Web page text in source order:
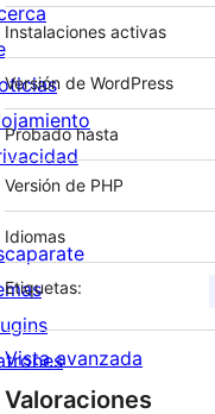
Instalaciones activas
Versión de WordPress
Probado hasta
Versión de PHP
Idiomas
Etiquetas:
Vista avanzada
Valoraciones